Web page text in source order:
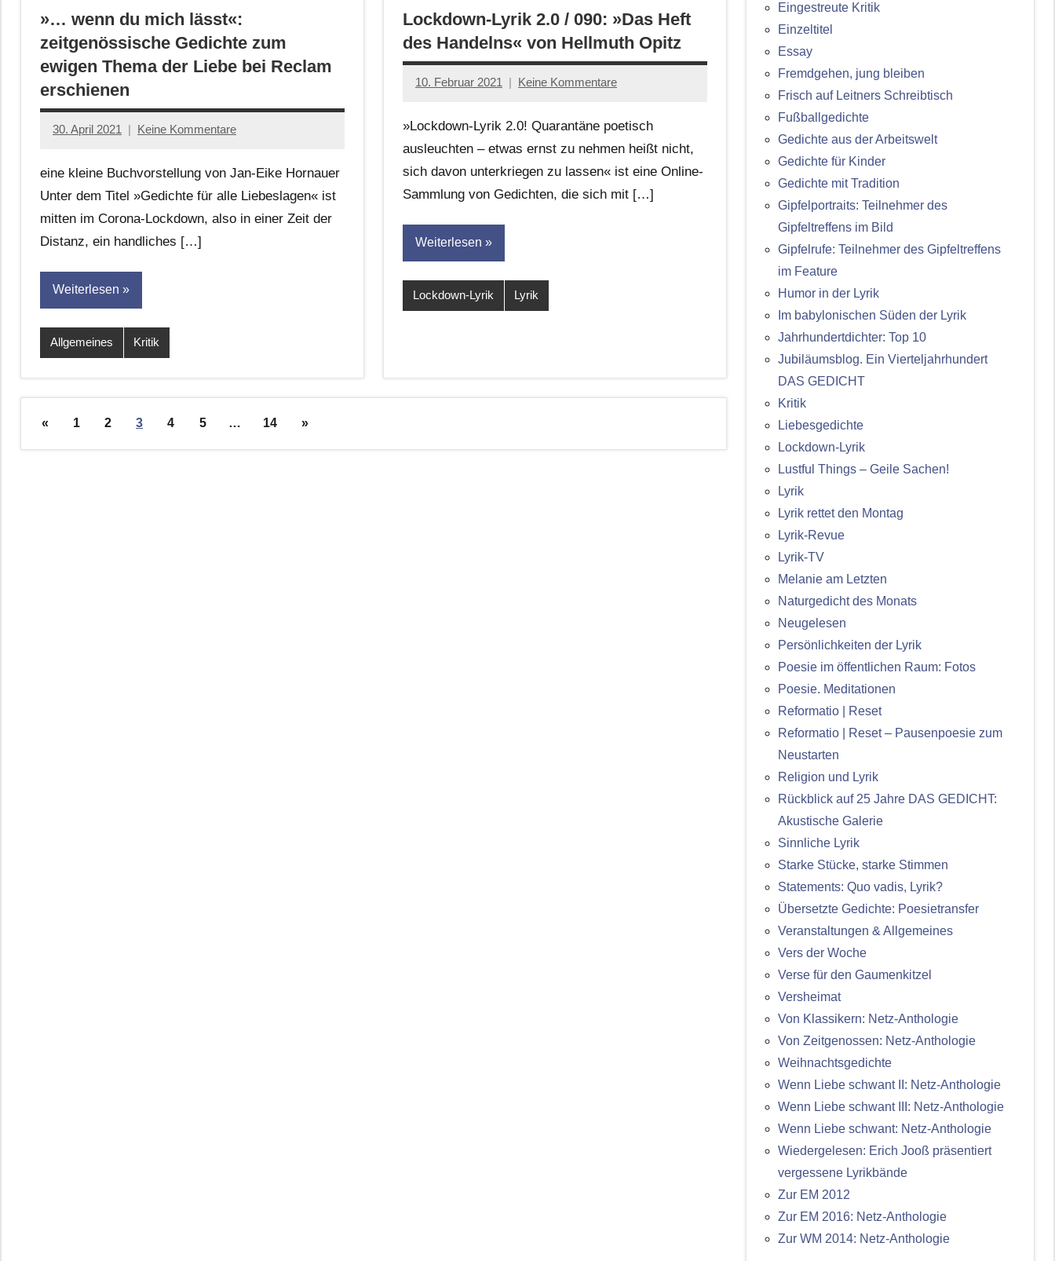
»… wenn du mich lässt«:
zeitgenössische Gedichte zum
ewigen Thema der Liebe bei Reclam
erschienen
30. April 2021
Jan-
Hornauer
für
dasgedichtblog
Keine Kommentare
eine kleine Buchvorstellung von Jan-Eike Hornauer
Unter dem Titel »Gedichte für alle Liebeslagen« ist
mitten im Corona-Lockdown, also in einer Zeit der
Distanz, ein handliches […]
Weiterlesen
Allgemeines Kritik
Lockdown-Lyrik 2.0 / 090: »Das Heft
des Handelns« von Hellmuth Opitz
10. Februar 2021
Anton
Leitner
Keine Kommentare
»Lockdown-Lyrik 2.0! Quarantäne poetisch
ausleuchten – etwas ernst zu nehmen heißt nicht,
sich davon unterkriegen zu lassen« ist eine Online-
Sammlung von Gedichten, die sich mit […]
Weiterlesen
Lockdown-Lyrik Lyrik
Seitennummerierung
Beiträge
«Vorherige
1 2 3 4 5 … 14
Nächste
»
Eingestreute Kritik
Einzeltitel
Essay
Fremdgehen, jung bleiben
Frisch auf Leitners Schreibtisch
Fußballgedichte
Gedichte aus der Arbeitswelt
Gedichte für Kinder
Gedichte mit Tradition
Gipfelportraits: Teilnehmer des
Gipfeltreffens im Bild
Gipfelrufe: Teilnehmer des Gipfeltreffens
im Feature
Humor in der Lyrik
Im babylonischen Süden der Lyrik
Jahrhundertdichter: Top 10
Jubiläumsblog. Ein Vierteljahrhundert
DAS GEDICHT
Kritik
Liebesgedichte
Lockdown-Lyrik
Lustful Things – Geile Sachen!
Lyrik
Lyrik rettet den Montag
Lyrik-Revue
Lyrik-TV
Melanie am Letzten
Naturgedicht des Monats
Neugelesen
Persönlichkeiten der Lyrik
Poesie im öffentlichen Raum: Fotos
Poesie. Meditationen
Reformatio | Reset
Reformatio | Reset – Pausenpoesie zum
Neustarten
Religion und Lyrik
Rückblick auf 25 Jahre DAS GEDICHT:
Akustische Galerie
Sinnliche Lyrik
Starke Stücke, starke Stimmen
Statements: Quo vadis, Lyrik?
Übersetzte Gedichte: Poesietransfer
Veranstaltungen & Allgemeines
Vers der Woche
Verse für den Gaumenkitzel
Versheimat
Von Klassikern: Netz-Anthologie
Von Zeitgenossen: Netz-Anthologie
Weihnachtsgedichte
Wenn Liebe schwant II: Netz-Anthologie
Wenn Liebe schwant III: Netz-Anthologie
Wenn Liebe schwant: Netz-Anthologie
Wiedergelesen: Erich Jooß präsentiert
vergessene Lyrikbände
Zur EM 2012
Zur EM 2016: Netz-Anthologie
Zur WM 2014: Netz-Anthologie